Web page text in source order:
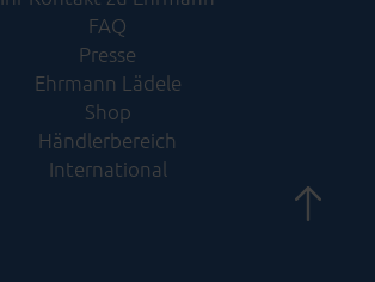
FAQ
Presse
Ehrmann Lädele
Shop
Händlerbereich
International